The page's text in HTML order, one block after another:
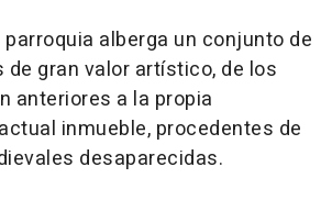
alberga un conjunto de
de gran valor artístico, de los
anteriores a la propia
inmueble, procedentes de
desaparecidas.